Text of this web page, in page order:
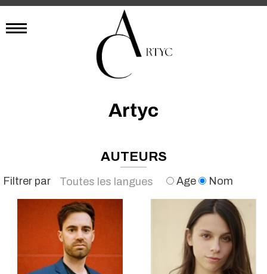
Artyc
AUTEURS
Filtrer par
Toutes les langues
Français
Anglais
Espagnol
Italien
Toutes les langues
Age Nom